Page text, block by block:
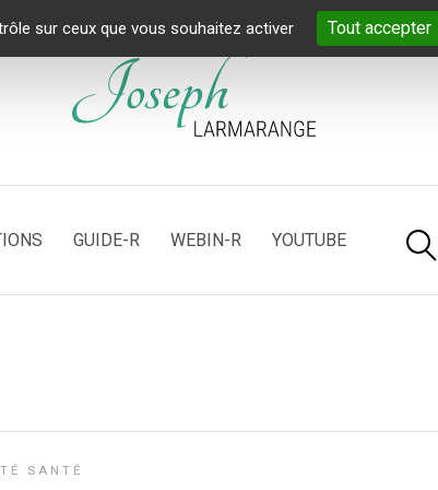
sur ceux que vous souhaitez activer Tout accepter
GUIDE-R WEBIN-R YOUTUBE
SANTÉ